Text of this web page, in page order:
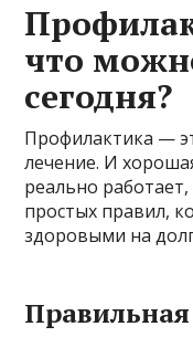
что
сегодня?
Профилактика —
лечение. И
реально
простых правил,
здоровыми на
Правильная